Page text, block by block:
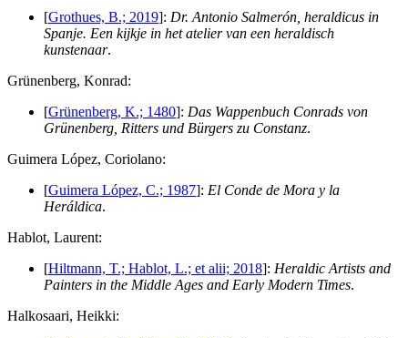
[Grothues, B.; 2019]: Dr. Antonio Salmerón, heraldicus in
Spanje. Een kijkje in het atelier van een heraldisch
kunstenaar.
Grünenberg, Konrad:
[Grünenberg, K.; 1480]: Das Wappenbuch Conrads von
Grünenberg, Ritters und Bürgers zu Constanz.
Guimera López, Coriolano:
[Guimera López, C.; 1987]: El Conde de Mora y la
Heráldica.
Hablot, Laurent:
[Hiltmann, T.; Hablot, L.; et alii; 2018]: Heraldic Artists and
Painters in the Middle Ages and Early Modern Times.
Halkosaari, Heikki: